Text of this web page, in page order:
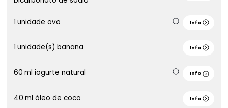
1 unidade ovo Info
1 unidade(s) banana Info
60 ml iogurte natural Info
40 ml óleo de coco Info